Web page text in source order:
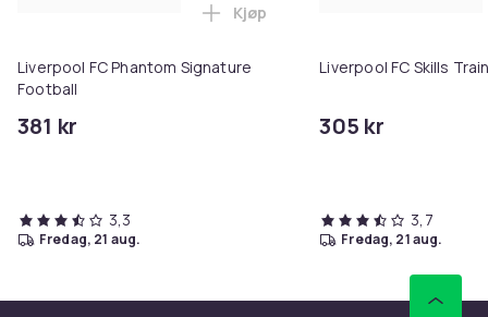
Liverpool FC Phantom Signature
Football
381 kr
Legg Liverpool FC Phantom
Kjøp
3,3
fredag, 21 aug.
Liverpool FC Skills
305 kr
3,7
fredag, 21 aug.